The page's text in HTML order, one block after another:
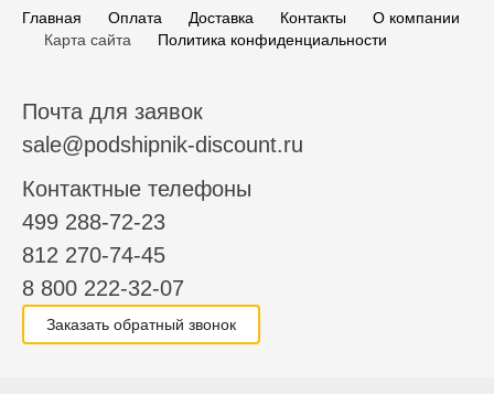
Главная Оплата Доставка Контакты
О компании
Карта сайта
Политика конфиденциальности
Почта для заявок
sale@podshipnik-discount.ru
Контактные телефоны
499 288-72-23
812 270-74-45
8 800 222-32-07
Заказать обратный звонок